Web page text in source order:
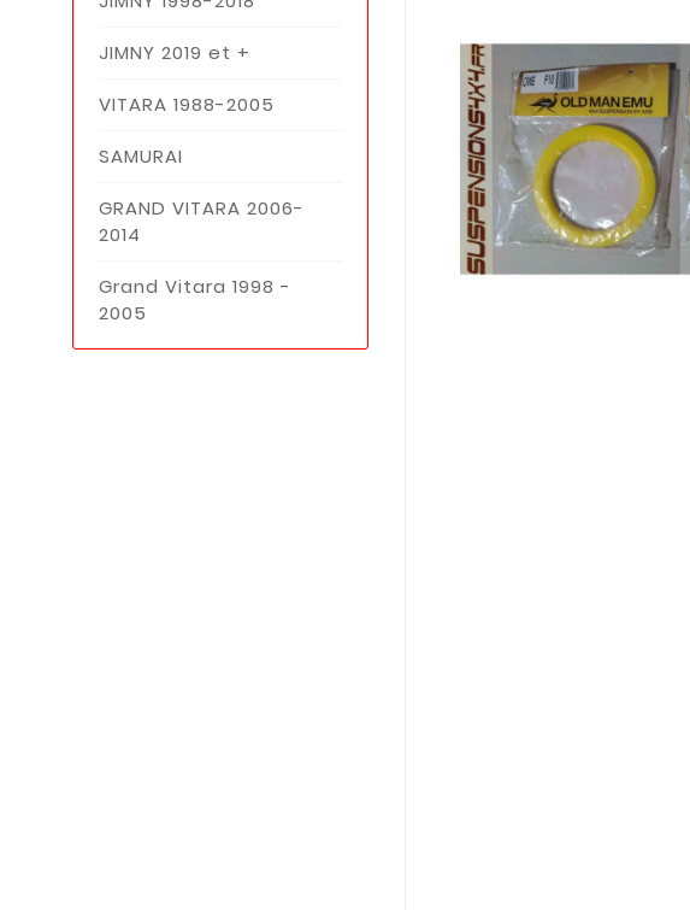
JIMNY 2019 et +
VITARA 1988-2005
SAMURAI
GRAND VITARA 2006-
2014
Grand Vitara 1998 -
2005